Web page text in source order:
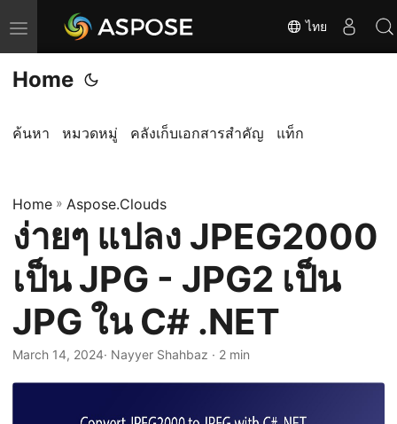
T
o
g
l
a
v
i
g
t
i
o
ไทย
Home
ค้นหา หมวดหมู่ คลังเก็บเอกสารสำคัญ แท็ก
Home » Aspose.Clouds
ง่ายๆ แปลง JPEG2000
เป็น JPG - JPG2 เป็น
JPG ใน C# .NET
March 14, 2024· Nayyer Shahbaz · 2 min